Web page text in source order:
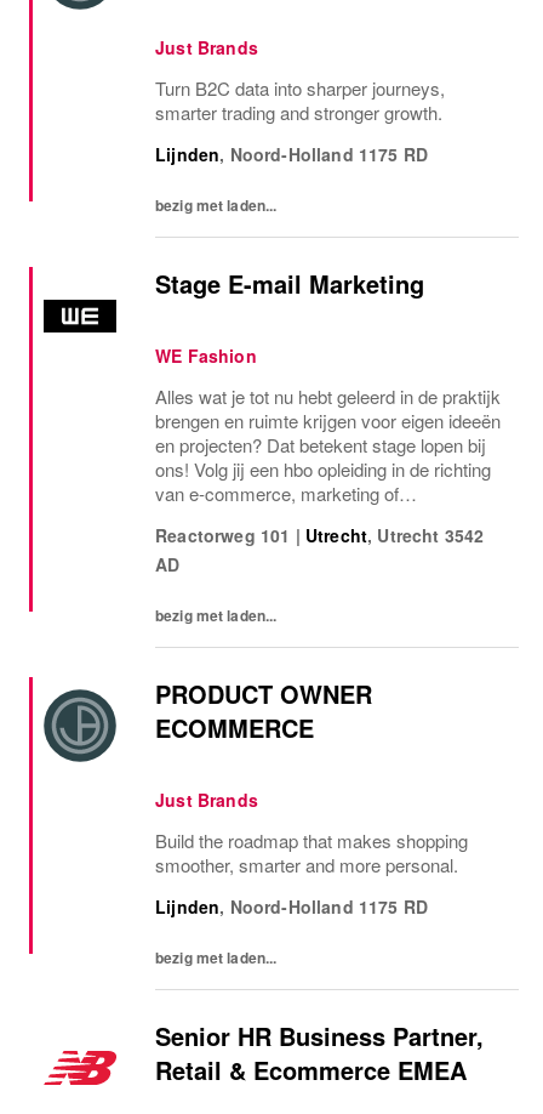
Just Brands
Turn B2C data into sharper journeys,
smarter trading and stronger growth.
Lijnden, Noord-Holland 1175 RD
bezig met laden...
Stage E-mail Marketing
WE Fashion
Alles wat je tot nu hebt geleerd in de praktijk
brengen en ruimte krijgen voor eigen ideeën
en projecten? Dat betekent stage lopen bij
ons! Volg jij een hbo opleiding in de richting
van e-commerce, marketing of
de optimalisatie van e-mailmarketing op
alle...
Reactorweg 101 | Utrecht, Utrecht 3542
AD
bezig met laden...
PRODUCT OWNER
ECOMMERCE
Just Brands
Build the roadmap that makes shopping
smoother, smarter and more personal.
Lijnden, Noord-Holland 1175 RD
bezig met laden...
Senior HR Business Partner,
Retail & Ecommerce EMEA